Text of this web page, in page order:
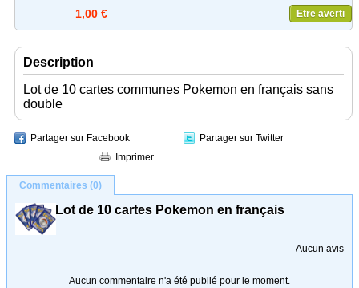
1,00 € Etre averti
Description
Lot de 10 cartes communes Pokemon en français sans
double
Partager sur Facebook
Partager sur Twitter
Imprimer
Commentaires (0)
Lot de 10 cartes Pokemon en français
Aucun avis
Aucun commentaire n'a été publié pour le moment.